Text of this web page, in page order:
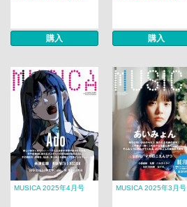
購入 購入
MUSICA 2025年4月号 MUSICA 2025年3月号